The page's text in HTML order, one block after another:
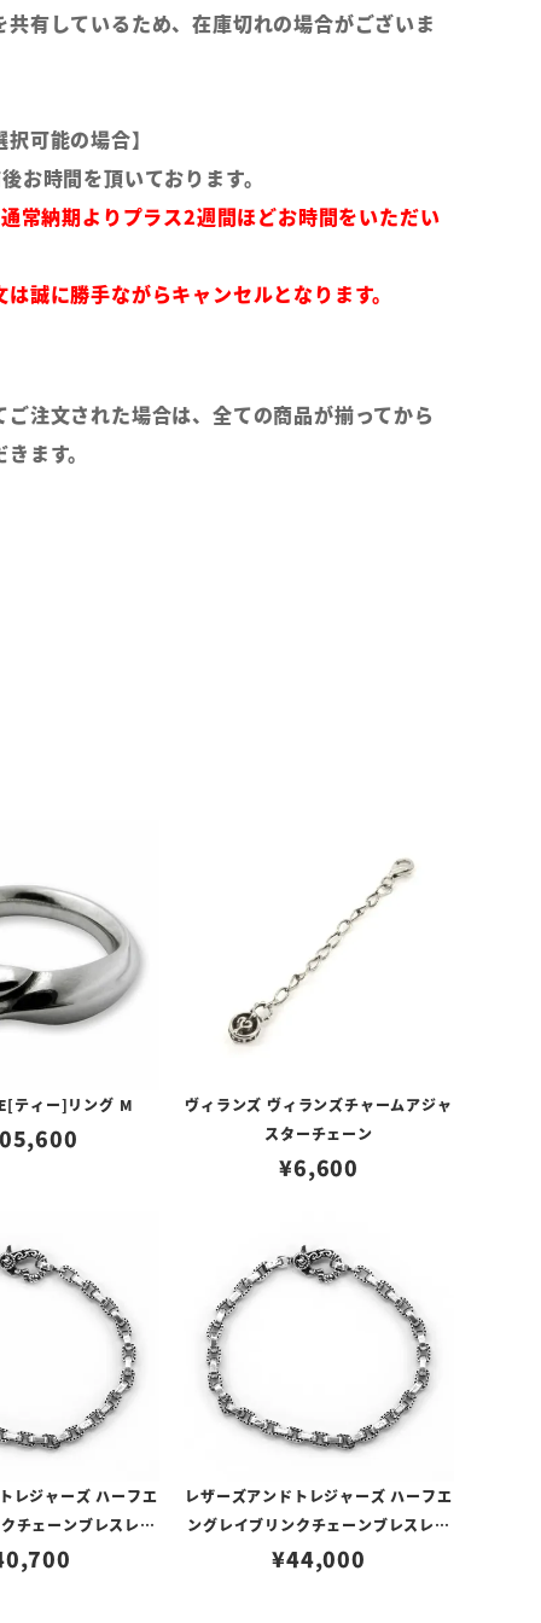
有しているため、在庫切れの場合がございま
可能の場合】
お時間を頂いております。
常納期よりプラス2週間ほどお時間をいただい
誠に勝手ながらキャンセルとなります。
注文された場合は、全ての商品が揃ってから
ます。
ティー]リング M
ヴィランズ ヴィランズチャームアジャ
スターチェーン
¥6,600
レジャーズ ハーフエ
チェーンブレスレッ
17cm
レザーズアンドトレジャーズ ハーフエ
ングレイブリンクチェーンブレスレッ
ト 18cm
¥44,000